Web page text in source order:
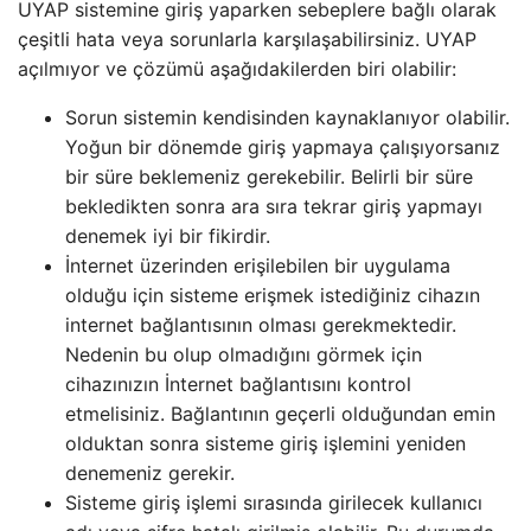
UYAP sistemine giriş yaparken sebeplere bağlı olarak
çeşitli hata veya sorunlarla karşılaşabilirsiniz. UYAP
açılmıyor ve çözümü aşağıdakilerden biri olabilir:
Sorun sistemin kendisinden kaynaklanıyor olabilir.
Yoğun bir dönemde giriş yapmaya çalışıyorsanız
bir süre beklemeniz gerekebilir. Belirli bir süre
bekledikten sonra ara sıra tekrar giriş yapmayı
denemek iyi bir fikirdir.
İnternet üzerinden erişilebilen bir uygulama
olduğu için sisteme erişmek istediğiniz cihazın
internet bağlantısının olması gerekmektedir.
Nedenin bu olup olmadığını görmek için
cihazınızın İnternet bağlantısını kontrol
etmelisiniz. Bağlantının geçerli olduğundan emin
olduktan sonra sisteme giriş işlemini yeniden
denemeniz gerekir.
Sisteme giriş işlemi sırasında girilecek kullanıcı